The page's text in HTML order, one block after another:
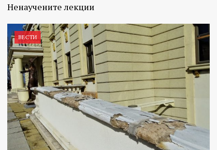
Ненаучените лекции
ВЕСТИ